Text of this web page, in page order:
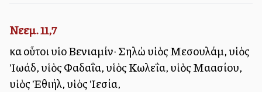
Νεεμ. 11,7
καὶ οὗτοι υἱοὶ Βενιαμίν· Σηλὼ υἱὸς Μεσουλάμ, υἱὸς
Ἰωάδ, υἱὸς Φαδαΐα, υἱὸς Κωλεΐα, υἱὸς Μαασίου,
υἱὸς Ἐθιήλ, υἱὸς Ἰεσία,